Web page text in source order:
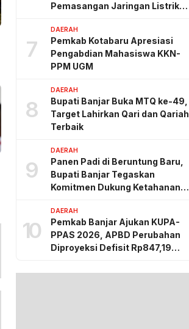
Pemasangan Jaringan Listrik
7
DAERAH
Pemkab Kotabaru Apresiasi
Pengabdian Mahasiswa KKN-
PPM UGM
8
DAERAH
Bupati Banjar Buka MTQ ke-49,
Target Lahirkan Qari dan Qariah
Terbaik
9
DAERAH
Panen Padi di Beruntung Baru,
Bupati Banjar Tegaskan
Komitmen Dukung Ketahanan
10
DAERAH
Pemkab Banjar Ajukan KUPA-
PPAS 2026, APBD Perubahan
Diproyeksi Defisit Rp847,19